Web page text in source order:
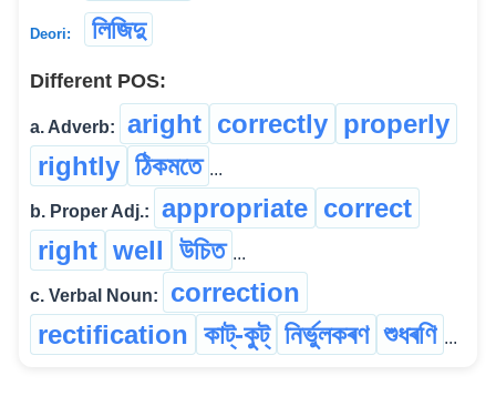
Deori: লিজিদু
Different POS:
a. Adverb: aright correctly properly
rightly ঠিকমতে ...
b. Proper Adj.: appropriate correct
right well উচিত ...
c. Verbal Noun:
correction
rectification কাট্-কুট্ নিৰ্ভুলকৰণ শুধৰণি ...